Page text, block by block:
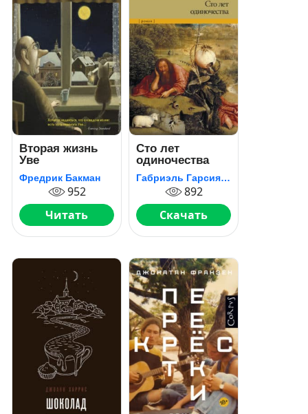
Вторая жизнь
Уве
Фредрик Бакман
952
Читать
Сто лет
одиночества
Габриэль Гарсия Маркес
892
Скачать